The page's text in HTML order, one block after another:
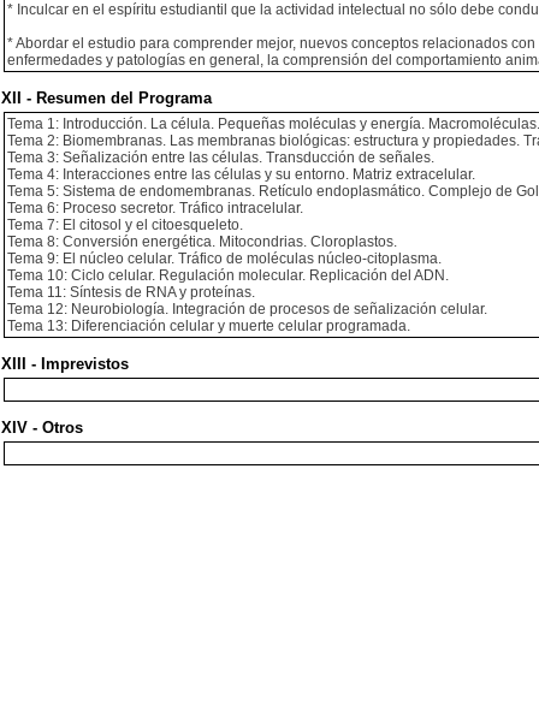
* Inculcar en el espíritu estudiantil que la actividad intelectual no sólo debe
* Abordar el estudio para comprender mejor, nuevos conceptos relacionados
enfermedades y patologías en general, la comprensión del comportamiento
XII - Resumen del Programa
Tema 1: Introducción. La célula. Pequeñas moléculas y energía.
Tema 2: Biomembranas. Las membranas biológicas: estructura y propiedades.
Tema 3: Señalización entre las células. Transducción de señales.
Tema 4: Interacciones entre las células y su entorno. Matriz extracelular.
Tema 5: Sistema de endomembranas. Retículo endoplasmático. Complejo de
Tema 6: Proceso secretor. Tráfico intracelular.
Tema 7: El citosol y el citoesqueleto.
Tema 8: Conversión energética. Mitocondrias. Cloroplastos.
Tema 9: El núcleo celular. Tráfico de moléculas núcleo-citoplasma.
Tema 10: Ciclo celular. Regulación molecular. Replicación del ADN.
Tema 11: Síntesis de RNA y proteínas.
Tema 12: Neurobiología. Integración de procesos de señalización celular.
Tema 13: Diferenciación celular y muerte celular programada.
XIII - Imprevistos
XIV - Otros